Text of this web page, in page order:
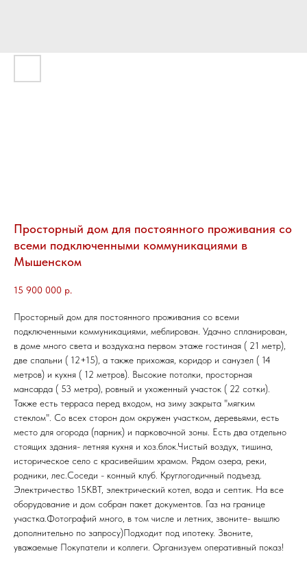
Просторный дом для постоянного проживания со
всеми подключенными коммуникациями в
Мышенском
15 900 000 р.
Просторный дом для постоянного проживания со всеми
подключенными коммуникациями, меблирован. Удачно спланирован,
в доме много света и воздуха:на первом этаже гостиная ( 21 метр),
две спальни ( 12+15), а также прихожая, коридор и санузел ( 14
метров) и кухня ( 12 метров). Высокие потолки, просторная
мансарда ( 53 метра), ровный и ухоженный участок ( 22 сотки).
Также есть терраса перед входом, на зиму закрыта "мягким
стеклом". Со всех сторон дом окружен участком, деревьями, есть
место для огорода (парник) и парковочной зоны. Есть два отдельно
стоящих здания- летняя кухня и хоз.блок.Чистый воздух, тишина,
историческое село с красивейшим храмом. Рядом озера, реки,
родники, лес.Соседи - конный клуб. Круглогодичный подъезд.
Электричество 15КВТ, электрический котел, вода и септик. На все
оборудование и дом собран пакет документов. Газ на границе
участка.Фотографий много, в том числе и летних, звоните- вышлю
дополнительно по запросу)Подходит под ипотеку. Звоните,
уважаемые Покупатели и коллеги. Организуем оперативный показ!